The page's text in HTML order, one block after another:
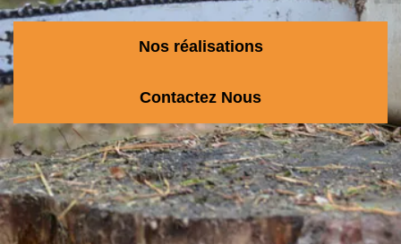
Nos réalisations
Contactez Nous